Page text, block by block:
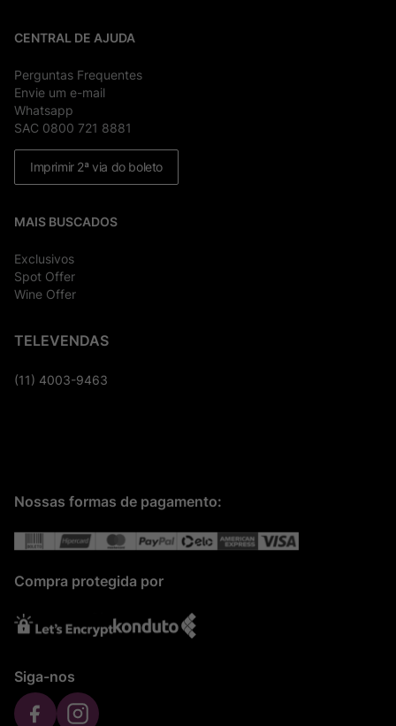
CENTRAL DE AJUDA
Perguntas Frequentes
Envie um e-mail
Whatsapp
SAC 0800 721 8881
Imprimir 2ª via do boleto
MAIS BUSCADOS
Exclusivos
Spot Offer
Wine Offer
TELEVENDAS
(11) 4003-9463
Nossas formas de pagamento:
Compra protegida por
Siga-nos